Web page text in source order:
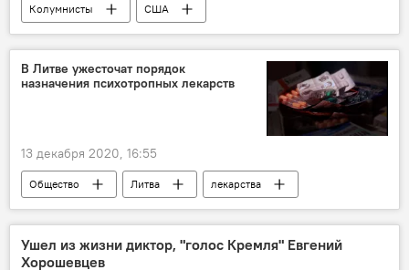
Колумнисты США
В Литве ужесточат порядок
назначения психотропных лекарств
13 декабря 2020, 16:55
Общество Литва
лекарства
психотропные вещества
психотропные препараты
Ушел из жизни диктор, "голос Кремля" Евгений
Хорошевцев